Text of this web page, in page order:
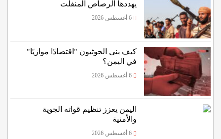
يهددها الرصاص المنفلت
6 أغسطس 2026
كيف بنى الحوثيون "اقتصادًا موازيًا"
في اليمن؟
6 أغسطس 2026
اليمن يعزز تنظيم قواته الجوية
والأمنية
6 أغسطس 2026